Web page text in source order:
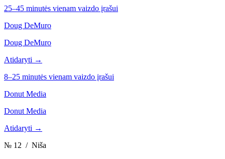
25–45 minutės vienam vaizdo įrašui
Doug DeMuro
Doug DeMuro
Atidaryti →
8–25 minutės vienam vaizdo įrašui
Donut Media
Donut Media
Atidaryti →
№ 12 / Niša